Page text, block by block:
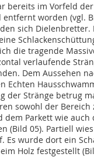
bereits im Vorfeld
worden (vgl.
sich Dielenbretter.
die tragende
verlaufende
Dem Aussehen
Echten
der Stränge betrug
sowohl der Bereich
dem Parkett wie auch
(Bild 05). Partiell
Es wurde dort ein
Holz festgestellt